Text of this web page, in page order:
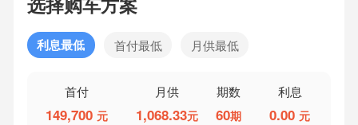
利息最低 首付最低 月供最低
首付
149,700 元
月供
1,068.33元
期数
60期
利息
0.00 元